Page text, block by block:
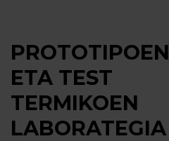
PROTOTIPOEN
ETA TEST
TERMIKOEN
LABORATEGIA